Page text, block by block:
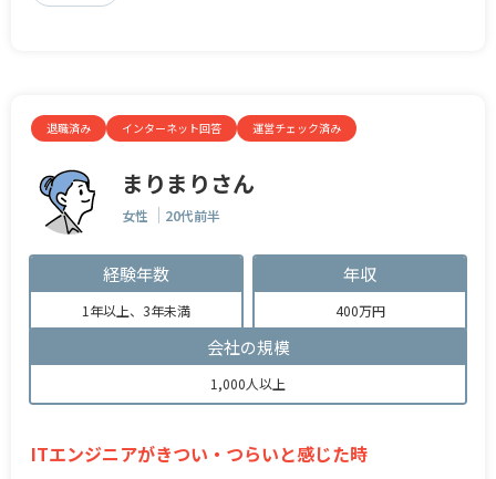
退職済み インターネット回答 運営チェック済み
まりまりさん
女性 20代前半
経験年数
1年以上、3年未満
年収
400万円
会社の規模
1,000人以上
ITエンジニアがきつい・つらいと感じた時